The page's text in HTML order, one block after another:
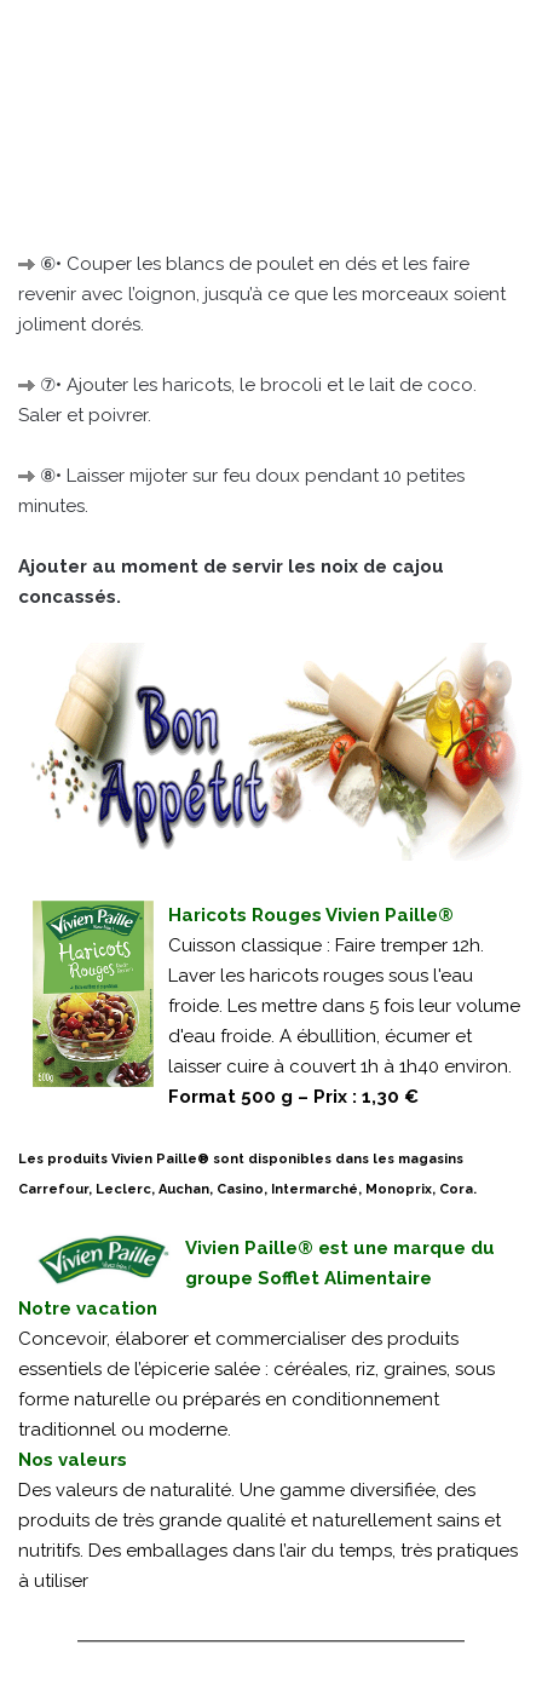
⑥• Couper les blancs de poulet en dés et les faire
revenir avec l’oignon, jusqu’à ce que les morceaux soient
joliment dorés.
⑦• Ajouter les haricots, le brocoli et le lait de coco.
Saler et poivrer.
⑧• Laisser mijoter sur feu doux pendant 10 petites
minutes.
Ajouter au moment de servir les noix de cajou
concassés.
Haricots Rouges Vivien Paille®
Cuisson classique : Faire tremper 12h.
Laver les haricots rouges sous l'eau
froide. Les mettre dans 5 fois leur volume
d'eau froide. A ébullition, écumer et
laisser cuire à couvert 1h à 1h40 environ.
Format 500 g – Prix : 1,30 €
Les produits Vivien Paille® sont disponibles dans les magasins
Carrefour, Leclerc, Auchan, Casino, Intermarché, Monoprix, Cora.
Vivien Paille® est une marque du
groupe Sofflet Alimentaire
Notre vacation
Concevoir, élaborer et commercialiser des produits
essentiels de l’épicerie salée : céréales, riz, graines, sous
forme naturelle ou préparés en conditionnement
traditionnel ou moderne.
Nos valeurs
Des valeurs de naturalité. Une gamme diversifiée, des
produits de très grande qualité et naturellement sains et
nutritifs. Des emballages dans l’air du temps, très pratiques
à utiliser